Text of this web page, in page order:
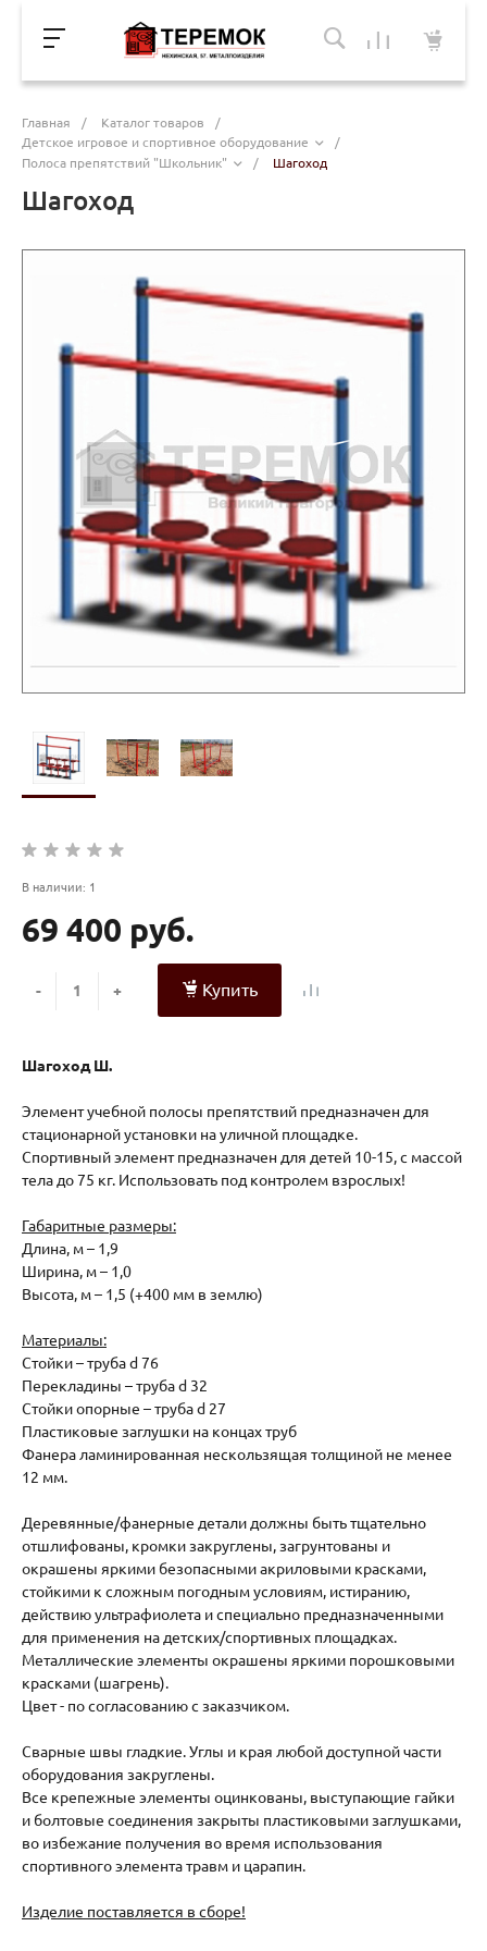
Главная / Каталог товаров
/
Детское игровое и спортивное оборудование
/
Полоса препятствий "Школьник"
/ Шагоход
Шагоход
В наличии: 1
69 400 руб.
- + Купить
Шагоход Ш.
Элемент учебной полосы препятствий предназначен для
стационарной установки на уличной площадке.
Спортивный элемент предназначен для детей 10-15, с массой
тела до 75 кг. Использовать под контролем взрослых!
Габаритные размеры:
Длина, м – 1,9
Ширина, м – 1,0
Высота, м – 1,5 (+400 мм в землю)
Материалы:
Стойки – труба d 76
Перекладины – труба d 32
Стойки опорные – труба d 27
Пластиковые заглушки на концах труб
Фанера ламинированная нескользящая толщиной не менее
12 мм.
Деревянные/фанерные детали должны быть тщательно
отшлифованы, кромки закруглены, загрунтованы и
окрашены яркими безопасными акриловыми красками,
стойкими к сложным погодным условиям, истиранию,
действию ультрафиолета и специально предназначенными
для применения на детских/спортивных площадках.
Металлические элементы окрашены яркими порошковыми
красками (шагрень).
Цвет - по согласованию с заказчиком.
Сварные швы гладкие. Углы и края любой доступной части
оборудования закруглены.
Все крепежные элементы оцинкованы, выступающие гайки
и болтовые соединения закрыты пластиковыми заглушками,
во избежание получения во время использования
спортивного элемента травм и царапин.
Изделие поставляется в сборе!